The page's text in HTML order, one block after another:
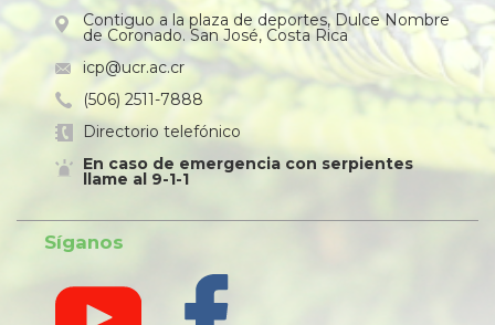
Contiguo a la plaza de deportes, Dulce Nombre
de Coronado. San José, Costa Rica
icp@ucr.ac.cr
(506) 2511-7888
Directorio telefónico
En caso de emergencia con serpientes
llame al 9-1-1
Síganos